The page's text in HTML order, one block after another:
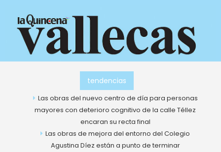
contenido
tendencias
Las obras del nuevo centro de día para personas
mayores con deterioro cognitivo de la calle Téllez
encaran su recta final
Las obras de mejora del entorno del Colegio
Agustina Díez están a punto de terminar